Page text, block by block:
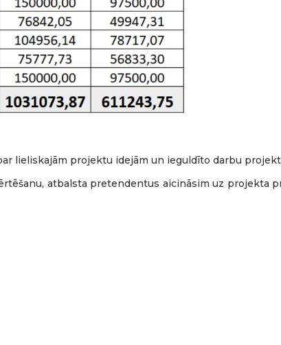
lieliskajām projektu idejām un ieguldīto darbu
atbalsta pretendentus aicināsim uz projekta